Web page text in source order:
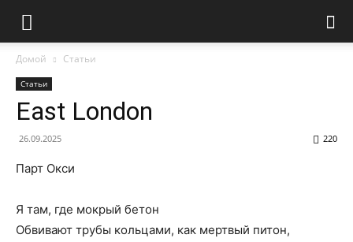
Домой Статьи
Статьи
East London
26.09.2025 220
Парт Окси
Я там, где мокрый бетон
Обвивают трубы кольцами, как мертвый питон,